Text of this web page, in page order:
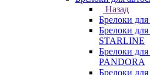
Назад
Брелоки
Брелоки
STARLINE
Брелоки
PANDORA
Брелоки